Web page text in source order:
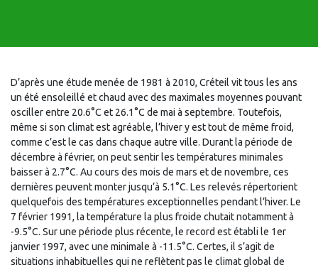
D’après une étude menée de 1981 à 2010, Créteil vit tous les ans
un été ensoleillé et chaud avec des maximales moyennes pouvant
osciller entre 20.6°C et 26.1°C de mai à septembre. Toutefois,
même si son climat est agréable, l’hiver y est tout de même froid,
comme c’est le cas dans chaque autre ville. Durant la période de
décembre à février, on peut sentir les températures minimales
baisser à 2.7°C. Au cours des mois de mars et de novembre, ces
dernières peuvent monter jusqu’à 5.1°C. Les relevés répertorient
quelquefois des températures exceptionnelles pendant l’hiver. Le
7 février 1991, la température la plus froide chutait notamment à
-9.5°C. Sur une période plus récente, le record est établi le 1er
janvier 1997, avec une minimale à -11.5°C. Certes, il s’agit de
situations inhabituelles qui ne reflètent pas le climat global de